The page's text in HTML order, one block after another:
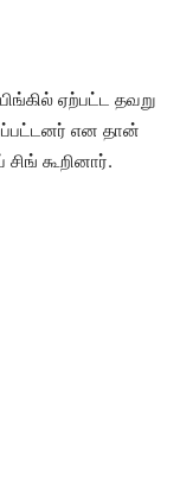
ஏற்பட்ட தவறு
என தான்
கூறினார்.